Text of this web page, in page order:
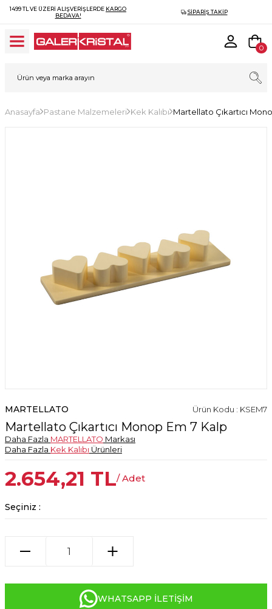
1499 TL VE ÜZERI ALIŞVERIŞLERDE KARGO
BEDAVA!
SIPARIŞ TAKIP
0
Anasayfa Pastane Malzemeleri Kek Kalıbı Martellato Çıkartıcı
MARTELLATO Ürün Kodu : KSEM7
Martellato Çıkartıcı Monop Em 7 Kalp
Daha Fazla MARTELLATO Markası
Daha Fazla Kek Kalıbı Ürünleri
2.654,21 TL/ Adet
Seçiniz :
WHATSAPP İLETIŞIM